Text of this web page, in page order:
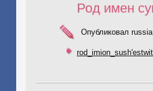
Род имен
Опубликовал